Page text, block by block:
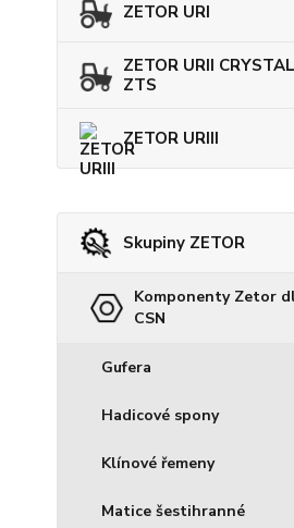
ZETOR URI
ZETOR URII CRYSTAL
ZTS
ZETOR URIII
Skupiny ZETOR
Komponenty Zetor
CSN
Gufera
Hadicové spony
Klínové řemeny
Matice šestihranné